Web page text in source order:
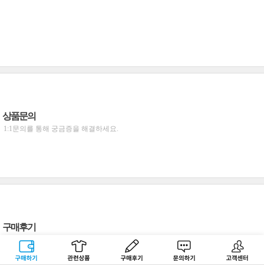
구매하기 관련상품 상품후기 문의하기 고객센터
상품문의
1:1문의를 통해 궁금증을 해결하세요.
구매후기